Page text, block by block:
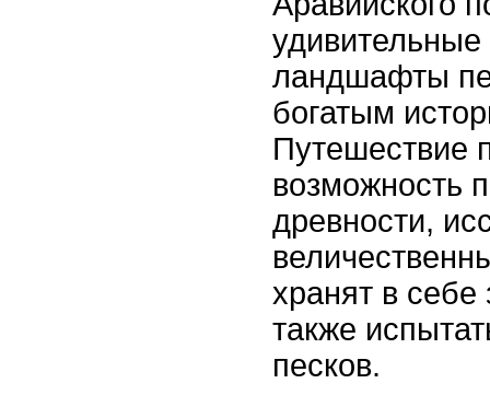
ландшафты
богатым
Путешествие
возможность
древности,
хранят в себе
также
песков.